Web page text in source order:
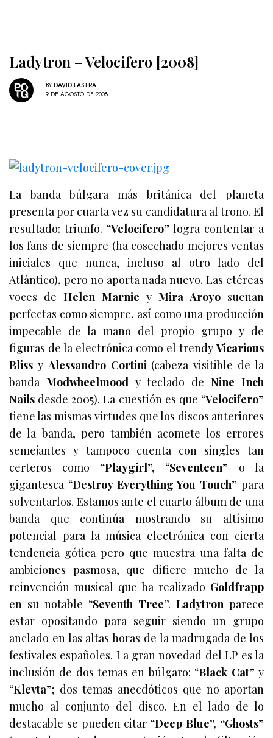
Ladytron – Velocifero [2008]
BY DAVID LASTRA
9 DE AGOSTO DE 2008
La banda búlgara más británica del planeta
presenta por cuarta vez su candidatura al trono. El
resultado: triunfo. “Velocifero” logra contentar a
los fans de siempre (ha cosechado mejores ventas
iniciales que nunca, incluso al otro lado del
Atlántico), pero no aporta nada nuevo. Las etéreas
voces de Helen Marnie y Mira Aroyosuenan
perfectas como siempre, así como una producción
impecable de la mano del propio grupo y de
figuras de la electrónica como el trendyVicarious
Bliss yAlessandro Cortini (cabeza visitible de la
banda Modwheelmood y teclado deNine Inch
Nails desde 2005).La cuestión es que “Velocifero”
tiene las mismas virtudes que los discos anteriores
de la banda, pero también acomete los errores
semejantes y tampoco cuenta con singles tan
certeros como “Playgirl”, “Seventeen” o la
gigantesca “Destroy Everything You Touch” para
solventarlos. Estamos ante el cuarto álbum de una
banda que continúa mostrando su altísimo
potencial para la música electrónica con cierta
tendencia gótica pero que muestra una falta de
ambiciones pasmosa, que difiere mucho de la
reinvención musical que ha realizado Goldfrapp
en su notable “Seventh Tree”. Ladytronparece
estar opositando para seguir siendo un grupo
anclado en las altas horas de la madrugada de los
festivales españoles. La gran novedad del LP es la
inclusión de dos temas en búlgaro: “Black Cat” y
“Klevta”; dos temas anecdóticos que no aportan
mucho al conjunto del disco. En el lado de lo
destacable se pueden citar “Deep Blue”, “Ghosts”